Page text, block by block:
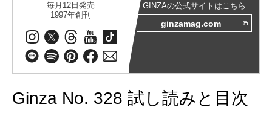
毎月12日発売
1997年創刊
GINZAの公式サイトはこちら
ginzamag.com
Ginza No. 328 試し読みと目次